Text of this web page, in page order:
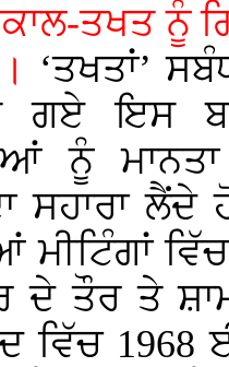
ਤਖਤ ਨੂੰ
‘ਤਖਤਾਂ’
ਗਏ ਇਸ
ਨੂੰ
ਸਹਾਰਾ ਲੈਂਦੇ
ਮੀਟਿੰਗਾਂ
ਦੇ ਤੌਰ ਤੇ
ਵਿੱਚ 1968